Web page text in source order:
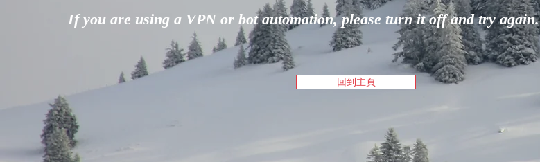
If you are using a VPN or bot automation, please turn it off and try again.
回到主頁